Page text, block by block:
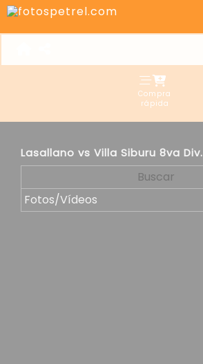
Compra
rápida
Lasallano vs Villa Siburu 8va Div.